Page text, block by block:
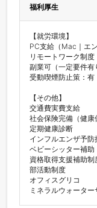
福利厚生
【就労環境】
PC支給（Mac｜エ
リモートワーク制度
副業可（一定要件有
受動喫煙防止策：有
【その他】
交通費実費支給
社会保険完備（健康
定期健康診断
インフルエンザ予防
ベビーシッター補助
資格取得支援補助制
部活動制度
オフィスグリコ
ミネラルウォーター